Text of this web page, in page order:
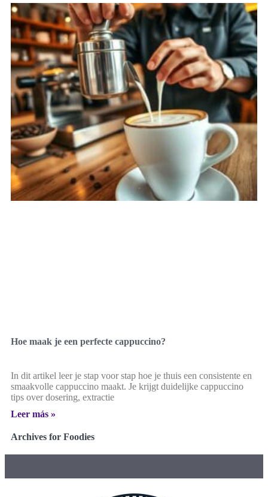
Hoe maak je een perfecte cappuccino?
In dit artikel leer je stap voor stap hoe je thuis een consistente en
smaakvolle cappuccino maakt. Je krijgt duidelijke cappuccino
tips over dosering, extractie
Leer más »
Archives for Foodies